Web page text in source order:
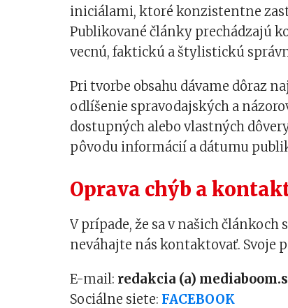
iniciálami, ktoré konzistentne
Publikované články prechádzajú
vecnú, faktickú a štylistickú
Pri tvorbe obsahu dávame dôraz
odlíšenie spravodajských a
dostupných alebo vlastných
pôvodu informácií a dátumu
Oprava chýb a
V prípade, že sa v našich
neváhajte nás kontaktovať. Svoje
E-mail: redakcia (a)
Sociálne siete: FACEBOOK